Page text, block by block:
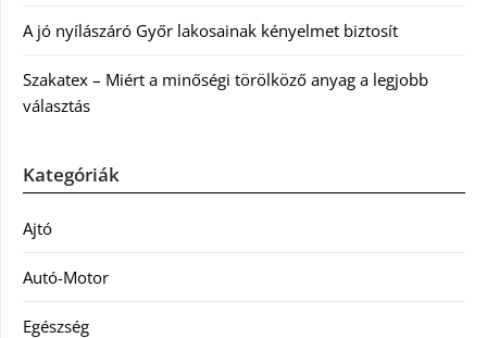
A jó nyílászáró Győr lakosainak kényelmet biztosít
Szakatex – Miért a minőségi törölköző anyag a legjobb
választás
Kategóriák
Ajtó
Autó-Motor
Egészség